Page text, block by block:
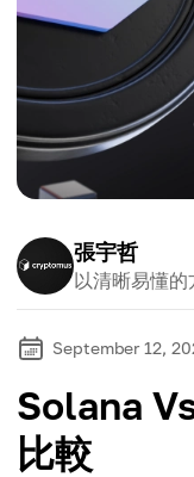
張宇哲
以清晰易懂的
September 12,
Solana
比較